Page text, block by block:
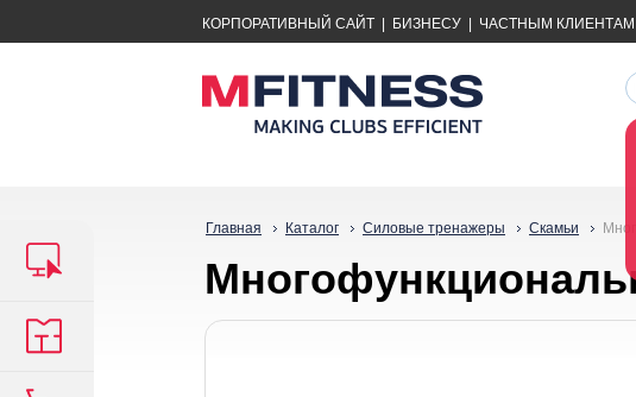
КОРПОРАТИВНЫЙ САЙТ БИЗНЕСУ ЧАСТНЫМ КЛИЕНТАМ
Главная Каталог Силовые тренажеры Скамьи